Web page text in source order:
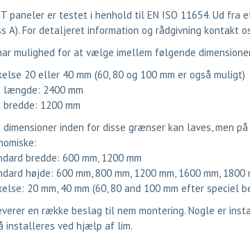
paneler er testet i henhold til EN ISO 11654. Ud fra
A). For detaljeret information og rådgivning kontakt
mulighed for at vælge imellem følgende
20 eller 40 mm (60, 80 og 100 mm er også muligt)
længde: 2400 mm
bredde: 1200 mm
inden for disse grænser kan laves, men
bredde: 600 mm, 1200 mm
højde: 600 mm, 800 mm, 1200 mm, 1600 mm, 1800
20 mm, 40 mm (60, 80 and 100 mm efter speciel
en række beslag til nem montering. Nogle er
installeres ved hjælp af lim.